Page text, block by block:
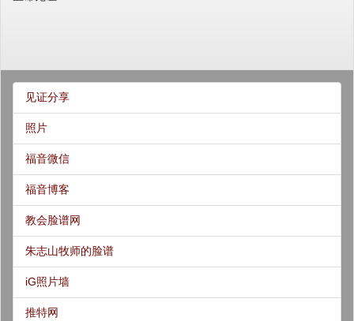
见证分享
照片
福音微信
福音博客
教会脸谱网
朱志山牧师的脸谱
iG照片墙
推特网